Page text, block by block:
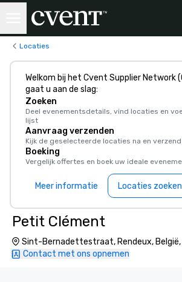
Locaties
Welkom bij het Cvent Supplier Network
gaat u aan de slag:
Zoeken
Deel evenementsdetails, vind locaties en
lijst
Aanvraag verzenden
Kijk de geselecteerde locaties na en
Boeking
Vergelijk offertes en boek uw ideale
Meer informatie Locaties zoeken
Petit Clément
Sint-Bernadettestraat, Rendeux,
Contact met ons opnemen